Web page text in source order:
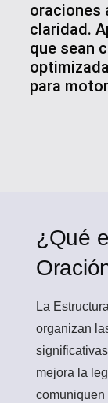
oraciones
claridad.
que sean
para
¿Qué
La
organizan
mejora la
comuniquen